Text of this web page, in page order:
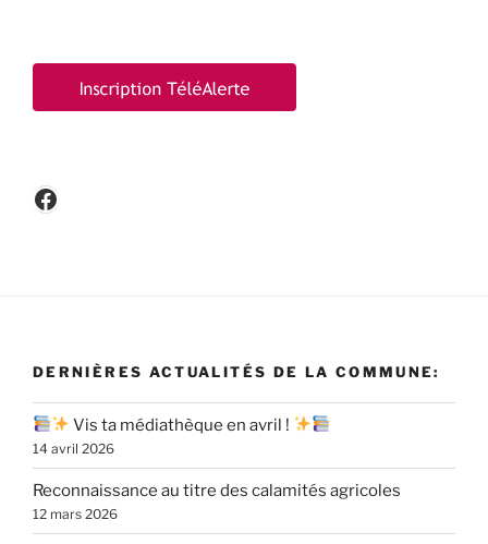
Facebook
DERNIÈRES ACTUALITÉS DE LA COMMUNE:
Vis ta médiathèque en avril !
14 avril 2026
Reconnaissance au titre des calamités agricoles
12 mars 2026